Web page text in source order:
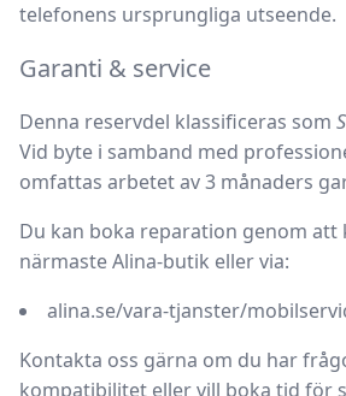
telefonens ursprungliga utseende.
Garanti & service
Denna reservdel klassificeras som
Vid byte i samband med
omfattas arbetet av3 månaders
Du kan boka reparation genom att
närmaste Alina-butik eller via:
alina.se/vara-tjanster/
Kontakta oss gärna om du har
kompatibilitet eller vill boka tid för